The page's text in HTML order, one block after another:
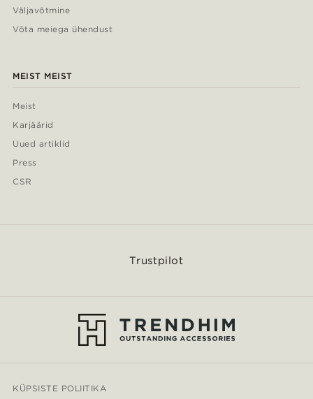
Väljavõtmine
Võta meiega ühendust
MEIST MEIST
Meist
Karjäärid
Uued artiklid
Press
CSR
Trustpilot
KÜPSISTE POLIITIKA